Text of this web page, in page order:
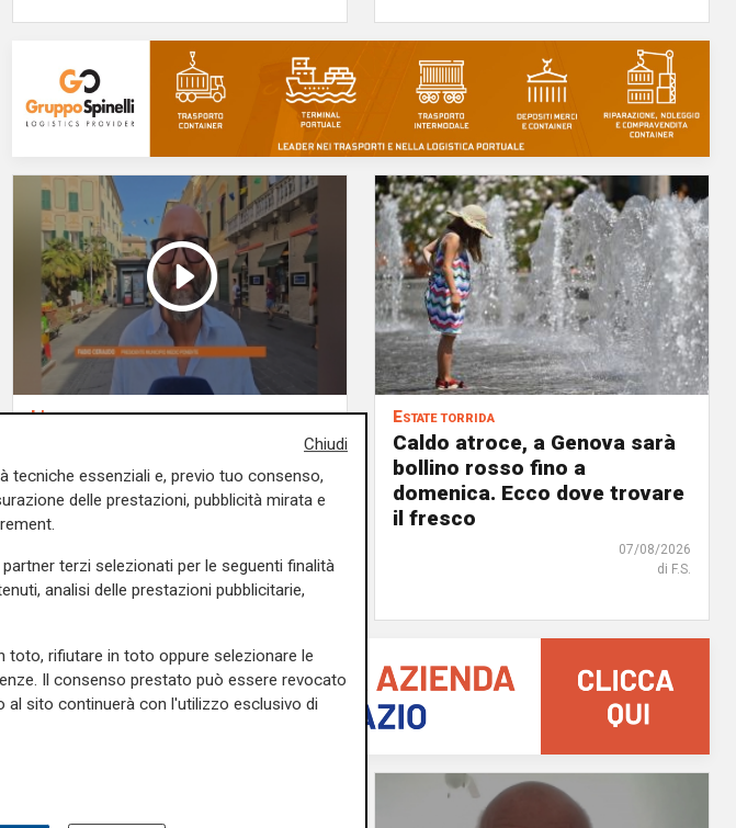
L'intervista
Ponente): "Non
demonizziamo nessuno, ma
tolleranza zero verso chi
07/08/2026
Estate torrida
Caldo atroce, a Genova sarà
bollino rosso fino a
domenica. Ecco dove trovare
il fresco
07/08/2026
di F.S.
Chiudi
tecniche essenziali e, previo tuo consenso,
delle prestazioni, pubblicità mirata e
terzi selezionati per le seguenti finalità
analisi delle prestazioni pubblicitarie,
rifiutare in toto oppure selezionare le
Il consenso prestato può essere revocato
sito continuerà con l'utilizzo esclusivo di